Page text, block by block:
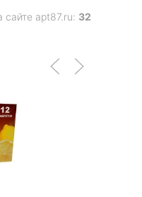
сайте apt87.ru: 32